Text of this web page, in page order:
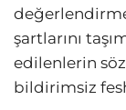
şartlarını
edilenlerin
bildirimsiz